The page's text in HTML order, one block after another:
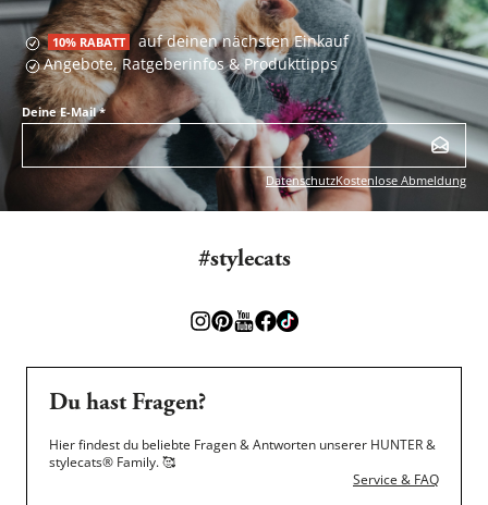
10% RABATT auf deinen nächsten Einkauf
Angebote, Ratgeberinfos & Produkttipps
Deine E-Mail*
DatenschutzKostenlose Abmeldung
#stylecats
Du hast Fragen?
Hier findest du beliebte Fragen & Antworten unserer HUNTER &
stylecats® Family.🥰
Service & FAQ